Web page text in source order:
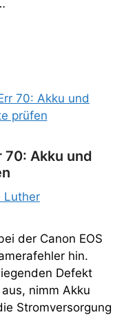
70: Akku und
Luther
der Canon EOS
hin.
Defekt
nimm Akku
Stromversorgung